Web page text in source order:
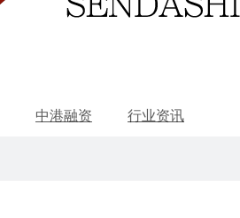
中港融资
行业资讯